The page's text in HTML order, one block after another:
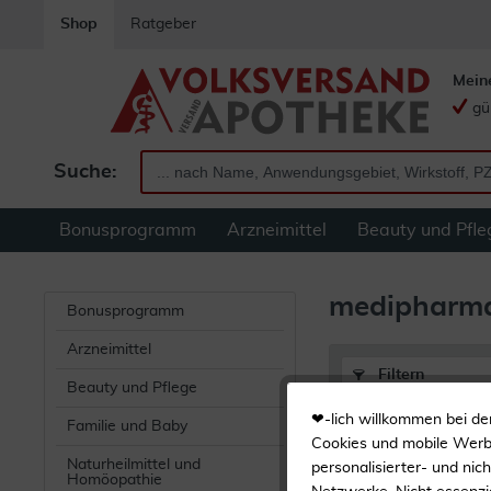
Shop Ratgeber
Suche:
Bonusprogramm Arzneimittel Beauty und
Bonusprogramm
Arzneimittel
Beauty und Pflege
Familie und Baby
Naturheilmittel und
Homöopathie
Filtern
medipharma
❤-lich willkommen bei
Cookies und mobile
personalisierter- und